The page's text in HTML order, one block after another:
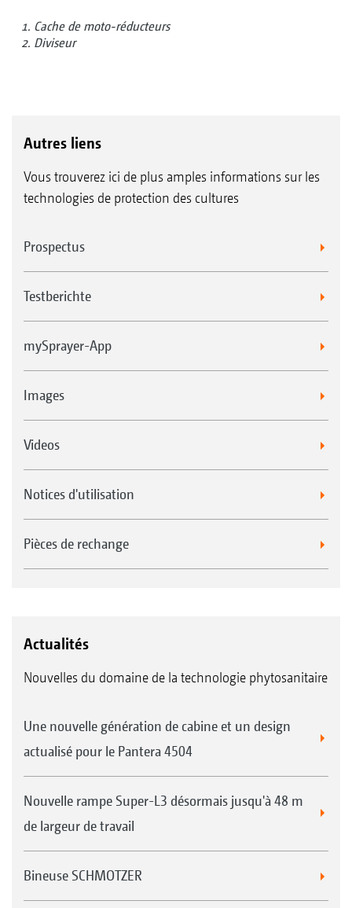
Cache de moto-réducteurs
Diviseur
Autres liens
Vous trouverez ici de plus amples informations sur les
technologies de protection des cultures
Prospectus
Testberichte
mySprayer-App
Images
Videos
Notices d'utilisation
Pièces de rechange
Actualités
Nouvelles du domaine de la technologie phytosanitaire
Une nouvelle génération de cabine et un design
actualisé pour le Pantera 4504
Nouvelle rampe Super-L3 désormais jusqu'à 48 m
de largeur de travail
Bineuse SCHMOTZER